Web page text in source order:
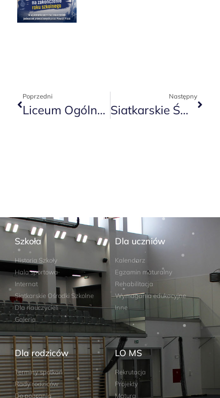
Poprzedni
Liceum Ogólnokształcące Mistrzostwa Sportowego W Piłce Siatkowej W Pile
Następny
Siatkarskie Święto W Czarnkowie
Szkoła
Historia Szkoły
Hala sportowa
Internat
Siatkarskie Ośrodki Szkolne
Dla nauczycieli
Galeria
Dla uczniów
Kalendarz
Egzamin maturalny
Rehabilitacja
Wymagania edukacyjne
Inne
Dla rodziców
Terminy spotkań
Rady rodziców
Do pobrania
LO MS
Rekrutacja
Projekty
Matura